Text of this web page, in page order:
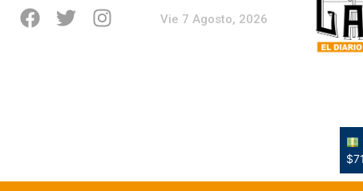
Vie 7 Agosto, 2026